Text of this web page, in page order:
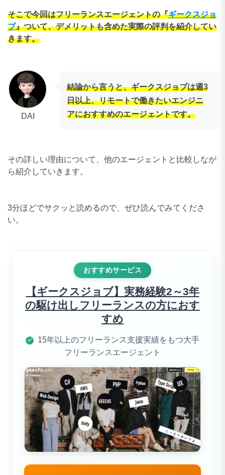
そこで今回はフリーランスエージェントの『ギークスジョ
ブ』ついて、デメリットも含めた実際の評判を紹介してい
きます。
DAI
結論から言うと、ギークスジョブは週3
日以上、リモートで働きたいエンジニ
アにおすすめのエージェントです。
その詳しい理由について、他のエージェントと比較しなが
ら紹介していきます。
3分ほどでサクッと読めるので、ぜひ読んでみてくださ
い。
おすすめサービス
【ギークスジョブ】実務経験2～3年
の駆け出しフリーランスの方におす
すめ
✓
15年以上のフリーランス支援実績をもつ大手
フリーランスエージェント